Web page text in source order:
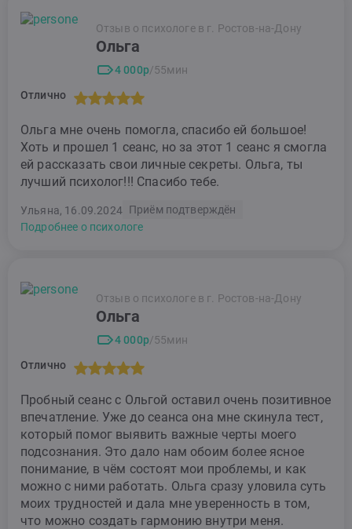
Отзыв о психологе в г. Ростов-на-Дону
Ольга
4 000р/55мин
Отлично
Ольга мне очень помогла, спасибо ей большое!
Хоть и прошел 1 сеанс, но за этот 1 сеанс я смогла
ей рассказать свои личные секреты. Ольга, ты
лучший психолог!!! Спасибо тебе.
Ульяна, 16.09.2024 Приём подтверждён
Подробнее о психологе
Отзыв о психологе в г. Ростов-на-Дону
Ольга
4 000р/55мин
Отлично
Пробный сеанс с Ольгой оставил очень позитивное
впечатление. Уже до сеанса она мне скинула тест,
который помог выявить важные черты моего
подсознания. Это дало нам обоим более ясное
понимание, в чём состоят мои проблемы, и как
можно с ними работать. Ольга сразу уловила суть
моих трудностей и дала мне уверенность в том,
что можно создать гармонию внутри меня.